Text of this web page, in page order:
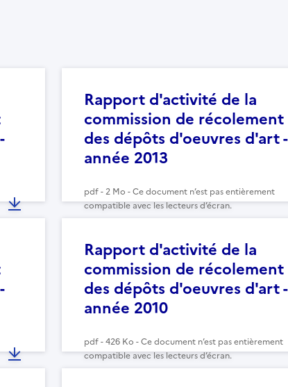
Rapport d'activité de la
commission de récolement
des dépôts d'oeuvres d'art -
année 2013
pdf - 2 Mo - Ce document n’est pas entièrement
compatible avec les lecteurs d’écran.
Rapport d'activité de la
commission de récolement
des dépôts d'oeuvres d'art -
année 2010
pdf - 426 Ko - Ce document n’est pas entièrement
compatible avec les lecteurs d’écran.